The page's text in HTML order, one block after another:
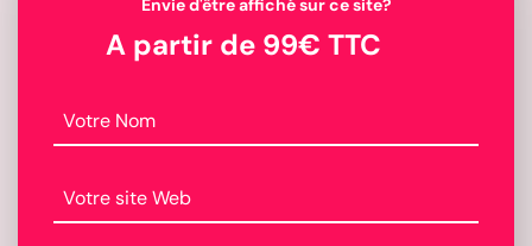
Envie d'être affiché sur ce site?
A partir de 99€ TTC